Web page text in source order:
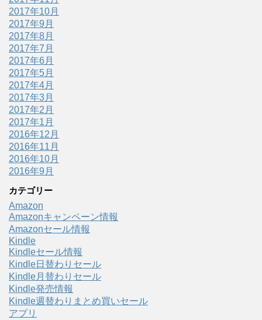
2017年10月
2017年9月
2017年8月
2017年7月
2017年6月
2017年5月
2017年4月
2017年3月
2017年2月
2017年1月
2016年12月
2016年11月
2016年10月
2016年9月
カテゴリー
Amazon
Amazonキャンペーン情報
Amazonセール情報
Kindle
Kindleセール情報
Kindle日替わりセール
Kindle月替わりセール
Kindle発売情報
Kindle週替わりまとめ買いセール
アプリ